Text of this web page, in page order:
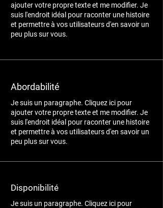
ajouter votre propre texte et me modifier. Je
suis l'endroit idéal pour raconter une histoire
et permettre à vos utilisateurs d'en savoir un
peu plus sur vous.
Abordabilité
Je suis un paragraphe. Cliquez ici pour
ajouter votre propre texte et me modifier. Je
suis l'endroit idéal pour raconter une histoire
et permettre à vos utilisateurs d'en savoir un
peu plus sur vous.
Disponibilité
Je suis un paragraphe. Cliquez ici pour